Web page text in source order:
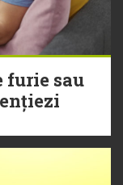
furie sau